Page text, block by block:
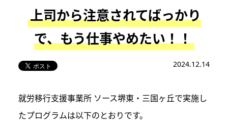
上司から注意されてばっかり
で、もう仕事やめたい！！
2024.12.14
就労移行支援事業所 ソース堺東・三国ヶ丘で実施し
たプログラムは以下のとおりです。